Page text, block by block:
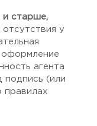
и старше,
отсутствия у
оформление
агента
подпись (или
правилах